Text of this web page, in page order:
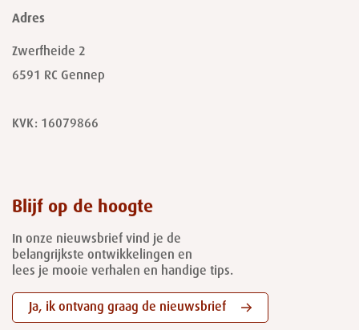
Adres
Zwerfheide 2
6591 RC Gennep
KVK: 16079866
Blijf op de hoogte
In onze nieuwsbrief vind je de
belangrijkste ontwikkelingen en
lees je mooie verhalen en handige tips.
Ja, ik ontvang graag de nieuwsbrief